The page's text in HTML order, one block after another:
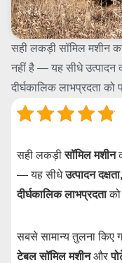
सही लकड़ी सॉमिल मशीन
नहीं है — यह सीधे उत्पादन
दीर्घकालिक लाभप्रदता को
सही लकड़ीसॉमिल मशीन
— यह सीधेउत्पादन
दीर्घकालिक लाभप्रदताको
सबसे सामान्य तुलना किए
टेबल सॉमिल मशीनऔर